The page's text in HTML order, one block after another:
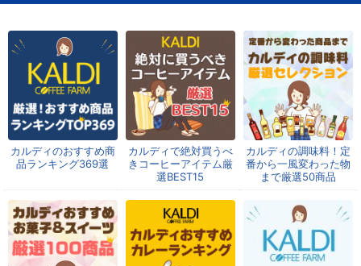
カルディのおすすめ商
品ランキング369選
カルディで絶対買うべ
きコーヒーアイテム厳
選BEST15
カルディの調味料！定
番から一風変わった物
まで厳選50商品